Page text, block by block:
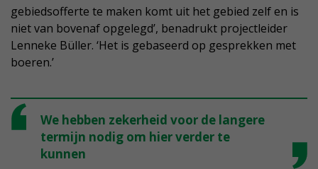
gebiedsofferte te maken komt uit het gebied zelf en is
niet van bovenaf opgelegd’, benadrukt projectleider
Lenneke Büller. ‘Het is gebaseerd op gesprekken met
boeren.’
We hebben zekerheid voor de langere
termijn nodig om hier verder te
kunnen